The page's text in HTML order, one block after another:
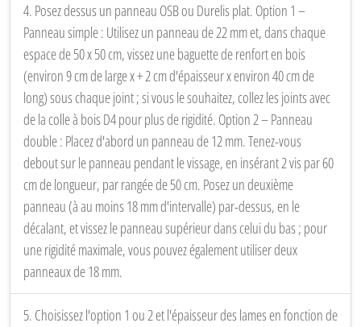
4. Posez dessus un panneau OSB ou Durelis plat. Option 1 –
Panneau simple : Utilisez un panneau de 22 mm et, dans chaque
espace de 50 x 50 cm, vissez une baguette de renfort en bois
(environ 9 cm de large x + 2 cm d'épaisseur x environ 40 cm de
long) sous chaque joint ; si vous le souhaitez, collez les joints avec
de la colle à bois D4 pour plus de rigidité. Option 2 – Panneau
double : Placez d'abord un panneau de 12 mm. Tenez-vous
debout sur le panneau pendant le vissage, en insérant 2 vis par 60
cm de longueur, par rangée de 50 cm. Posez un deuxième
panneau (à au moins 18 mm d'intervalle) par-dessus, en le
décalant, et vissez le panneau supérieur dans celui du bas ; pour
une rigidité maximale, vous pouvez également utiliser deux
panneaux de 18 mm.
5. Choisissez l'option 1 ou 2 et l'épaisseur des lames en fonction de